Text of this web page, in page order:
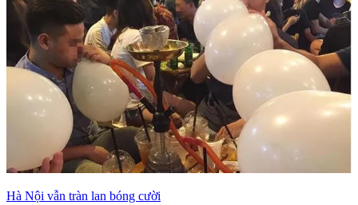
Hà Nội vẫn tràn lan bóng cười